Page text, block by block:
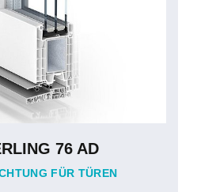
76 AD
FÜR TÜREN